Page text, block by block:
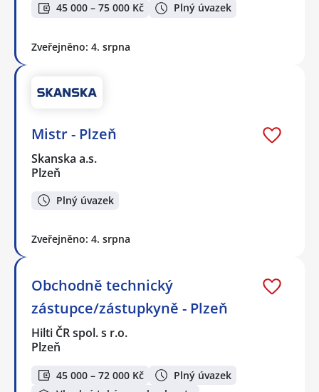
45 000 – 75 000 Kč Plný úvazek
Zveřejněno: 4. srpna
Mistr - Plzeň
Skanska a.s.
Plzeň
Plný úvazek
Zveřejněno: 4. srpna
Obchodně technický
zástupce/zástupkyně - Plzeň
Hilti ČR spol. s r.o.
Plzeň
45 000 – 72 000 Kč
Plný úvazek